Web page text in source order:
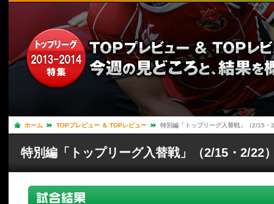
ホーム TOPプレビュー ＆ TOPレビュー 特別編「トップリーグ入替戦」（2/15
特別編「トップリーグ入替戦」（2/15・2/22